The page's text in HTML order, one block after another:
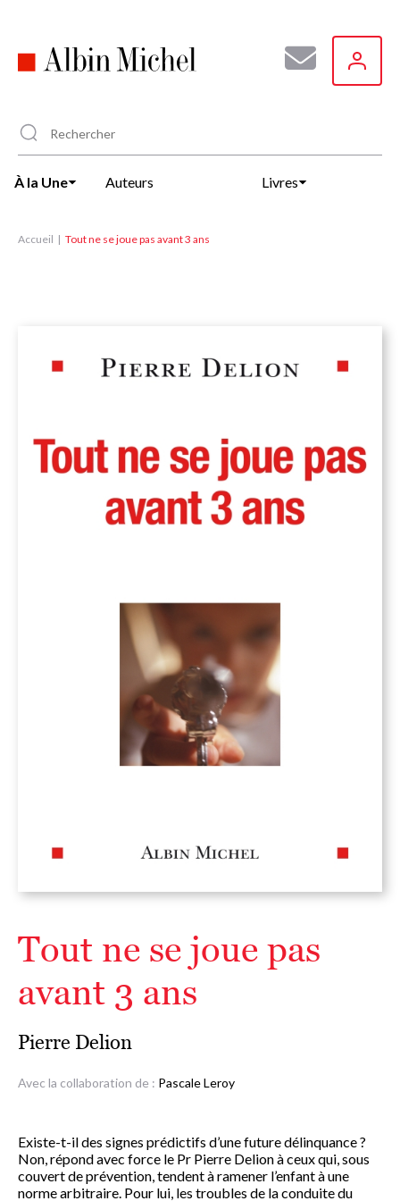
principal
À la Une Auteurs Livres
Accueil Tout ne se joue pas avant 3 ans
Tout ne se joue pas
avant 3 ans
Pierre Delion
Avec la collaboration de : Pascale Leroy
Existe-t-il des signes prédictifs d’une future délinquance ?
Non, répond avec force le Pr Pierre Delion à ceux qui, sous
couvert de prévention, tendent à ramener l’enfant à une
norme arbitraire. Pour lui, les troubles de la conduite du